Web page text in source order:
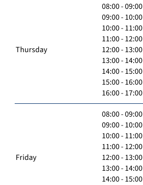
Thursday
08:00 - 09:00
09:00 - 10:00
10:00 - 11:00
11:00 - 12:00
12:00 - 13:00
13:00 - 14:00
14:00 - 15:00
15:00 - 16:00
16:00 - 17:00
Friday
08:00 - 09:00
09:00 - 10:00
10:00 - 11:00
11:00 - 12:00
12:00 - 13:00
13:00 - 14:00
14:00 - 15:00